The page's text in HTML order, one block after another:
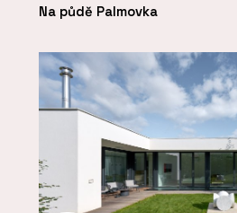
Na půdě Palmovka